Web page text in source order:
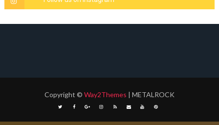
Copyright © Way2Themes | METALROCK